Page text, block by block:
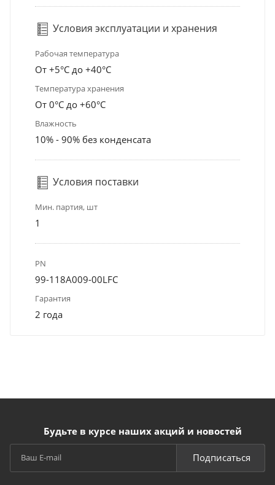
Условия эксплуатации и хранения
Рабочая температура
От +5°С до +40°С
Температура хранения
От 0°С до +60°С
Влажность
10% - 90% без конденсата
Условия поставки
Мин. партия, шт
1
PN
99-118A009-00LFC
Гарантия
2 года
Будьте в курсе наших акций и новостей
Подписаться